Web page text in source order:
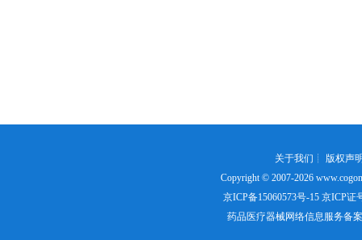
关于我们 ┊ 版权声
Copyright © 2007-2026
京ICP备15060573号-15京ICP证
药品医疗器械网络信息服务备